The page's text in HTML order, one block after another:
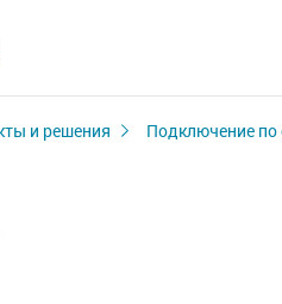
и решения Подключение по